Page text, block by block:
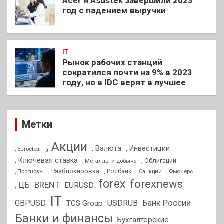
год с падением выручки
IT
Рынок рабочих станций
сократился почти на 9% в 2023
году, но в IDC верят в лучшее
Метки
, Euroclear , Акции , Валюта
, Инвестиции
, Ключевая ставка
, Металлы и добыча , Облигации
, Прогнозы , Разблокировка , Росбанк , Санкции , Фьючерс
, ЦБ BRENT EURUSD forex forexnews
GBPUSD IT TCS Group USDRUB Банк России
Банки и финансы Бухгалтерские